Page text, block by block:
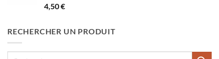
Note5.00
sur 5
4,50€
RECHERCHER UN PRODUIT